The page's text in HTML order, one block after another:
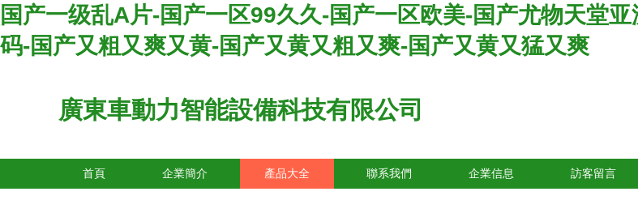
国产一级乱A片-国产一区99久久-国产一区欧美-国产尤物天堂
码-国产又粗又爽又黄-国产又黄又粗又爽-国产又黄又猛又爽
廣東車動力智能設備科技有限公司
首頁 企業簡介 產品大全 聯系我們 企業信息 訪客留言